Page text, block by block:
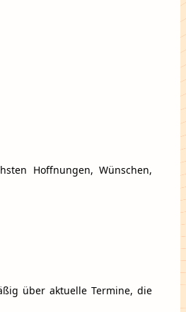
Hoffnungen, Wünschen,
über aktuelle Termine, die